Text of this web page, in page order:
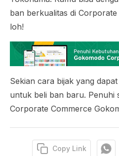
ban berkualitas di
loh!
Sekian cara bijak yang
untuk beli ban baru. Penuhi
Corporate Commerce
Copy Link